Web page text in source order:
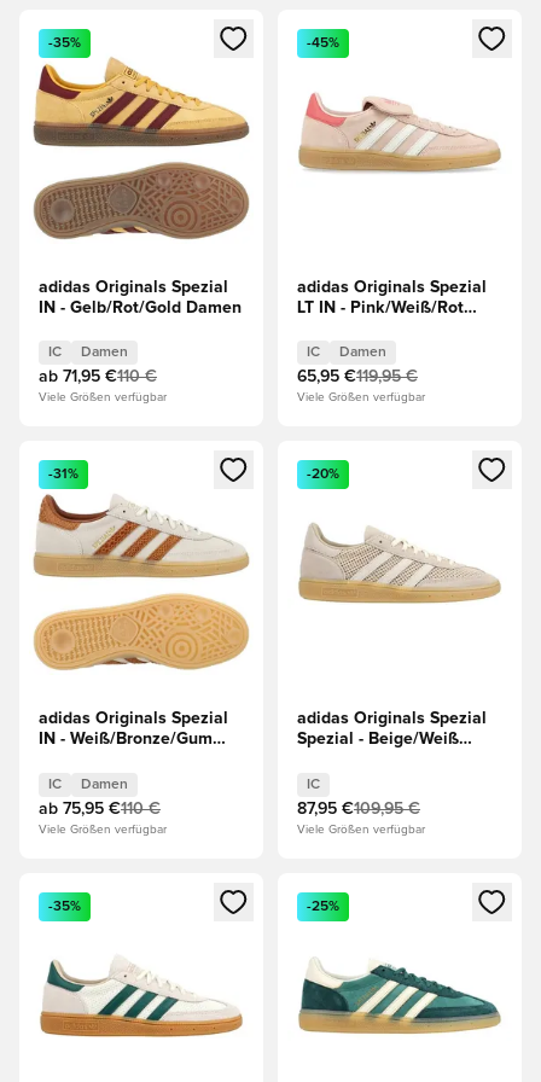
Öffnet ein neues Fenster zum Anmelden oder Registrieren
-35%
adidas Originals Spezial
IN - Gelb/Rot/Gold Damen
IC Damen
ab 71,95 €110 €
Viele Größen verfügbar
Öffnet ein neues Fenster
-45%
adidas Originals Spezial
LT IN - Pink/Weiß/Rot
IC Damen
65,95 €119,95 €
Viele Größen verfügbar
Öffnet ein neues Fenster zum Anmelden oder Registrieren
-31%
adidas Originals Spezial
IN - Weiß/Bronze/Gum
IC Damen
ab 75,95 €110 €
Viele Größen verfügbar
Öffnet ein neues Fenster
-20%
adidas Originals Spezial
Spezial - Beige/Weiß
IC
87,95 €109,95 €
Viele Größen verfügbar
Öffnet ein neues Fenster zum Anmelden oder Registrieren
-35%
Öffnet ein neues Fenster
-25%